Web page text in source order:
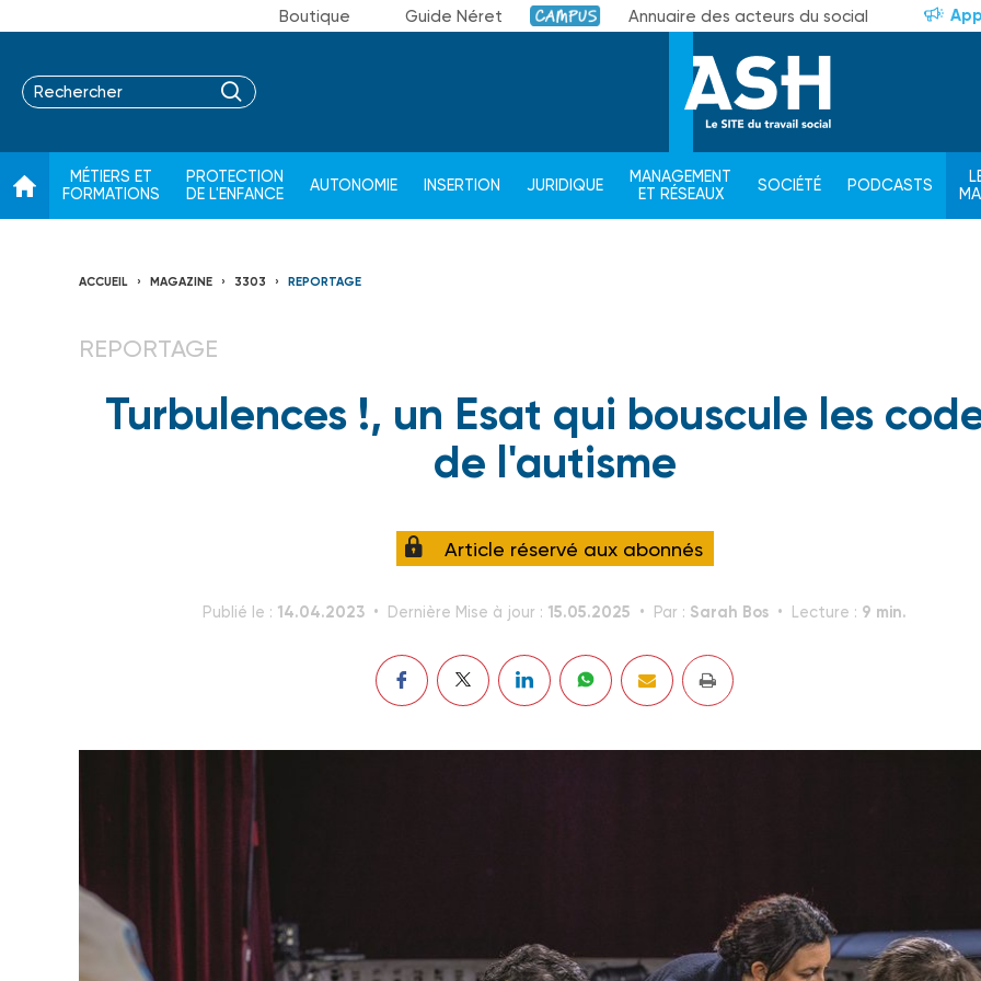
Boutique Guide Néret Campus Annuaire des acteurs du social
MÉTIERS ET
FORMATIONS
PROTECTION
DE L'ENFANCE
AUTONOMIE INSERTION JURIDIQUE
MANAGEMENT
ET RÉSEAUX
SOCIÉTÉ PODCASTS
ACCUEIL MAGAZINE 3303 REPORTAGE
REPORTAGE
Turbulences !, un Esat qui bouscule les
de l'autisme
Article réservé aux abonnés
Publié le : 14.04.2023 Dernière Mise à jour : 15.05.2025 Par : Sarah Bos Lecture : 9 min.